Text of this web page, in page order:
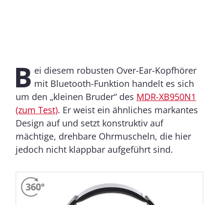
B ei diesem robusten Over-Ear-Kopfhörer
mit Bluetooth-Funktion handelt es sich
um den „kleinen Bruder“ des MDR-XB950N1
(zum Test). Er weist ein ähnliches markantes
Design auf und setzt konstruktiv auf
mächtige, drehbare Ohrmuscheln, die hier
jedoch nicht klappbar aufgeführt sind.